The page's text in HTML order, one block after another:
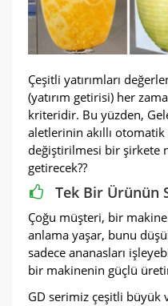
Çeşitli yatırımları
(yatırım getirisi) her
kriteridir. Bu yüzden,
aletlerinin akıllı
değiştirilmesi bir şirkete
getirecek??
Tek Bir Ürünün
Çoğu müşteri, bir makine
anlama yaşar, bunu
sadece ananasları
bir makinenin güçlü
GD serimiz çeşitli büyük